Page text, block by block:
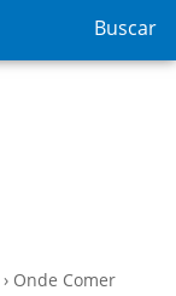
Buscar
› Onde Comer